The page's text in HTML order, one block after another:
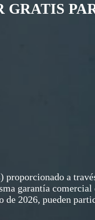
a
garantía
de 2026, pueden